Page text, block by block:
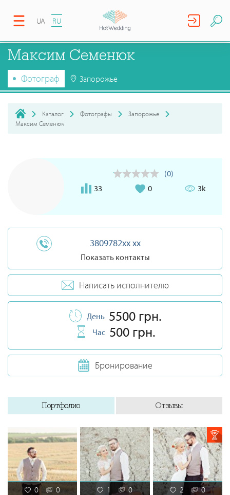
UA RU
Максим Семенюк
Фотограф Запорожье
Каталог Фотографы
Запорожье
Максим Семенюк
(0)
33
0 3k
3809782xx xx
Показать контакты
Написать исполнителю
День 5500 грн.
Час 500 грн.
Бронирование
Портфолио Отзывы
0 0 1 0 2 0